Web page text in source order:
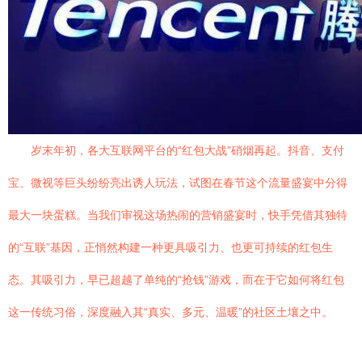
岁末年初，各大互联网平台的“红包大战”硝烟再起。抖音、支付
宝、微视等巨头纷纷亮出诱人玩法，试图在春节这个流量盛宴中分得
最大一块蛋糕。当我们审视这场热闹的营销盛宴时，快手凭借其独特
的“互联”基因，正悄然构建一种更具吸引力、也更可持续的红包生
态。其吸引力，早已超越了单纯的“抢钱”游戏，而在于它如何将红包
这一传统习俗，深度融入其“真实、多元、温暖”的社区土壤之中。